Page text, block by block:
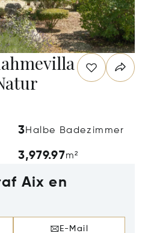
3Halbe Badezimmer
3,979.97m²
Aix en
E-Mail